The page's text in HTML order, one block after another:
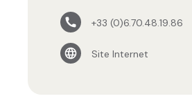
+33 (0)6.70.48.19.86
Site Internet